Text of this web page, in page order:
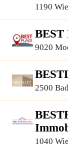
1190
BEST
9020
2500
1040